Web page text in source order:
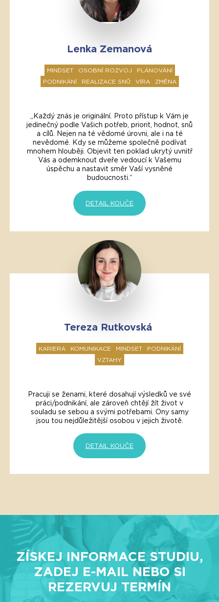
Lenka Zemanová
MINDSET OSOBNÍ ROZVOJ
PLÁNOVÁNÍ
PODNIKÁNÍ
REALIZACE SNŮ VÍRA ZMĚNA
„Každý znás je originální. Proto přístup k Vám je
jedinečný podle Vašich potřeb, priorit, hodnot, snů
a cílů. Nejen na té vědomé úrovni, ale i na té
nevědomé. Kdy se můžeme společně podívat
mnohem hlouběji. Objevit ten poklad ukrytý uvnitř
Vás a odemknout dveře vedoucí k Vašemu
úspěchu a nastavit směr Vaší vysněné
budoucnosti.“
DETAIL KOUČE
Tereza Rutkovská
KARIERA KOMUNIKACE MINDSET
PODNIKÁNÍ
VZTAHY
Pracuji se ženami, které dosahují výsledků ve své
práci/podnikání, ale zároveň chtějí žít život v
souladu se sebou a svými potřebami. Ony samy
jsou tou nejdůležitější osobou v jejich životě.
DETAIL KOUČE
ZÍSKEJ INFORMACE STUDIU,
ZADEJ E-MAIL NEBO SI
REZERVUJ TERMÍN